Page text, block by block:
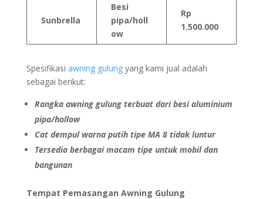
Sunbrella
Besi
pipa/holl
ow
Rp
1.500.000
Spesifikasi awning gulungyang kami jual adalah
sebagai berikut:
Rangka awning gulung terbuat dari besi aluminium
pipa/hollow
Cat dempul warna putih tipe MA 8 tidak luntur
Tersedia berbagai macam tipe untuk mobil dan
bangunan
Tempat Pemasangan Awning Gulung